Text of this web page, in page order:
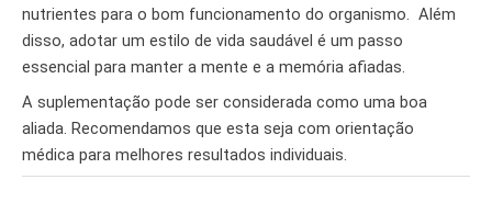
nutrientes para o bom funcionamento do organismo. Além
disso, adotar um estilo de vida saudável é um passo
essencial para manter a mente e a memória afiadas.
A suplementação pode ser considerada como uma boa
aliada. Recomendamos que esta seja com orientação
médica para melhores resultados individuais.